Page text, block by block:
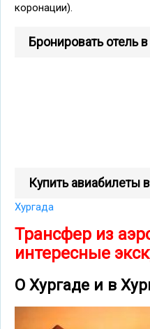
коронации).
Бронировать отель
Купить авиабилеты
Хургада
Трансфер из
интересные
О Хургаде и в